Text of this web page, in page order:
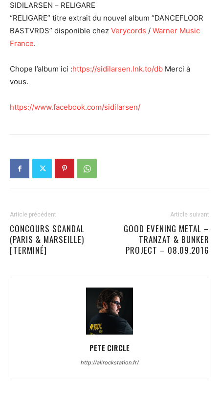
SIDILARSEN – RELIGARE
“RELIGARE” titre extrait du nouvel album “DANCEFLOOR
BASTVRDS” disponible chez Verycords / Warner Music
France.
Chope l’album ici :https://sidilarsen.lnk.to/db Merci à
vous.
https://www.facebook.com/sidilarsen/
Article précédent
CONCOURS SCANDAL
(PARIS & MARSEILLE)
[TERMINÉ]
Article suivant
GOOD EVENING METAL –
TRANZAT & BUNKER
PROJECT – 08.09.2016
PETE CIRCLE
http://allrockstation.fr/